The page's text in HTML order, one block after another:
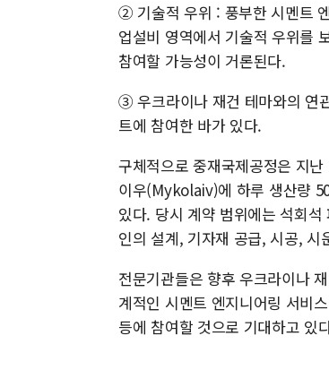
② 기술적 우위 : 풍부한 시멘트
업설비 영역에서 기술적 우위를
참여할 가능성이 거론된다.
③ 우크라이나 재건 테마와의 연
트에 참여한 바가 있다.
구체적으로 중재국제공정은 지
이우(Mykolaiv)에 하루 생산량
있다. 당시 계약 범위에는 석회
인의 설계, 기자재 공급, 시공, 시
전문기관들은 향후 우크라이나
계적인 시멘트 엔지니어링 서비
등에 참여할 것으로 기대하고 있